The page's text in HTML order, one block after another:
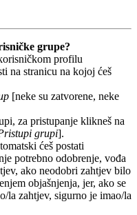
grupe?
profilu
na stranicu na kojoj ćeš
[neke su zatvorene, neke
za pristupanje klikneš na
grupi].
ćeš postati
potrebno odobrenje, vođa
ako neodobri zahtjev bilo
objašnjenja, jer, ako se
la zahtjev, sigurno je imao/la